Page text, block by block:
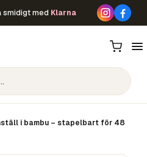
smidigt med Klarna
i bambu – stapelbart för 48